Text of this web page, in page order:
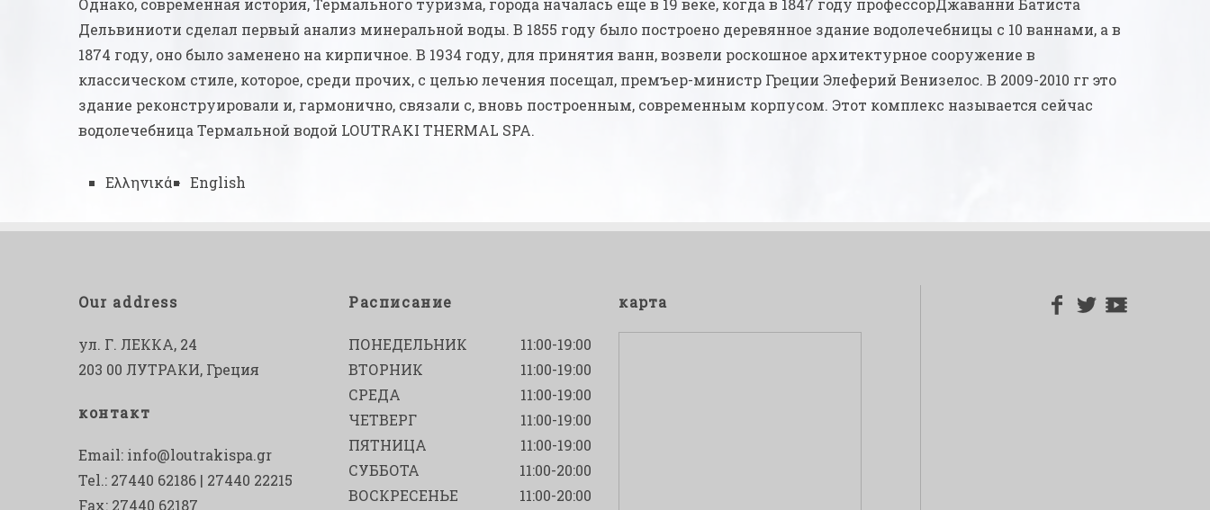
Однако, современная история, Термального туризма, города началась ещё в 19 веке, когда в 1847 году профессорДжаванни Батиста
Дельвиниоти сделал первый анализ минеральной воды. В 1855 году было построено деревянное здание водолечебницы с 10 ваннами, а в
1874 году, оно было заменено на кирпичное. В 1934 году, для принятия ванн, возвели роскошное архитектурное сооружение в
классическом стиле, которое, среди прочих, с целью лечения посещал, премъер-министр Греции Элеферий Венизелос. В 2009-2010 гг это
здание реконструировали и, гармонично, связали с, вновь построенным, современным корпусом. Этот комплекс называется сейчас
водолечебница Термальной водой LOUTRAKI THERMAL SPA.
Ελληνικά English
Our address
ул. Г. ЛЕККА, 24
203 00 ЛУТРАКИ, Греция
контакт
Email: info@loutrakispa.gr
Tel.: 27440 62186 | 27440 22215
Fax: 27440 62187
Расписание
ПОНЕДЕЛЬНИК
11:00-19:00
ВТОРНИК
11:00-19:00
СРЕДА
11:00-19:00
ЧЕТВЕРГ
11:00-19:00
ПЯТНИЦА
11:00-19:00
СУББОТА
11:00-20:00
ВОСКРЕСЕНЬЕ
11:00-20:00
карта